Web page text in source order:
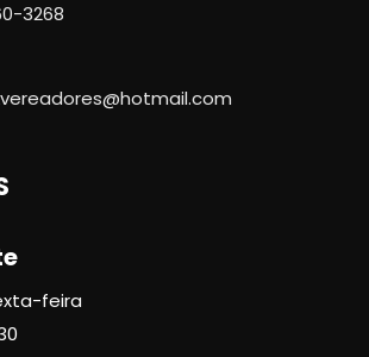
3268
feira